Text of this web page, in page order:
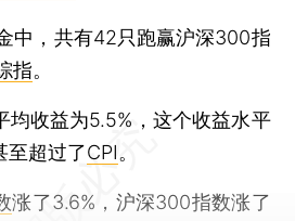
，共有42只跑赢沪深300指
指。
收益为5.5%，这个收益水平
至超过了CPI。
涨了3.6%，沪深300指数涨了